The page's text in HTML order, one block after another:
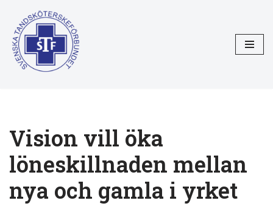
Hoppa
till
innehåll
Vision vill öka
löneskillnaden mellan
nya och gamla i yrket